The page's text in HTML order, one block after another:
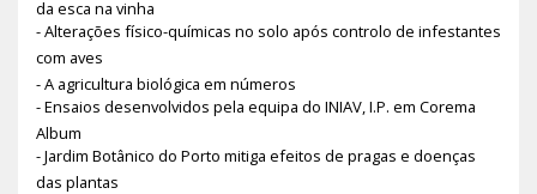
da esca na vinha
- Alterações físico-químicas no solo após controlo de infestantes
com aves
- A agricultura biológica em números
- Ensaios desenvolvidos pela equipa do INIAV, I.P. em Corema
Album
- Jardim Botânico do Porto mitiga efeitos de pragas e doenças
das plantas